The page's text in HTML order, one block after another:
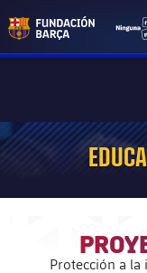
Protección a la